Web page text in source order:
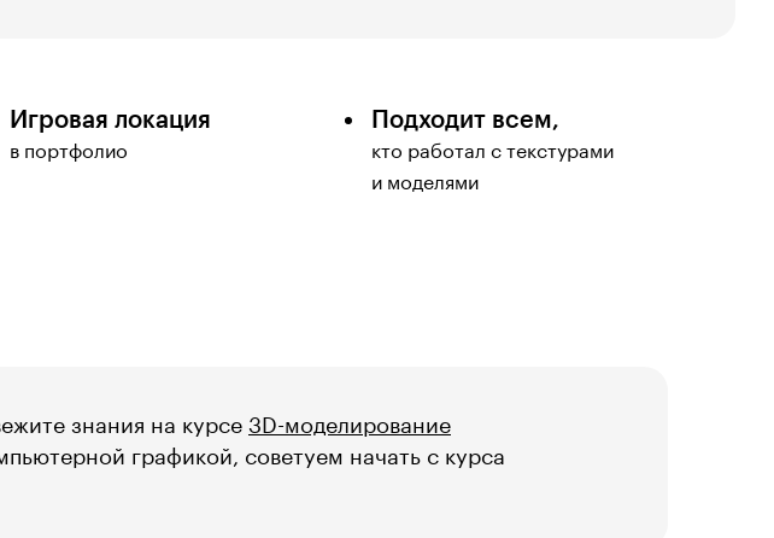
Игровая локация
в портфолио
Подходит всем,
кто работал с текстурами
и моделями
знания на курсе 3D-моделирование
графикой, советуем начать с курса